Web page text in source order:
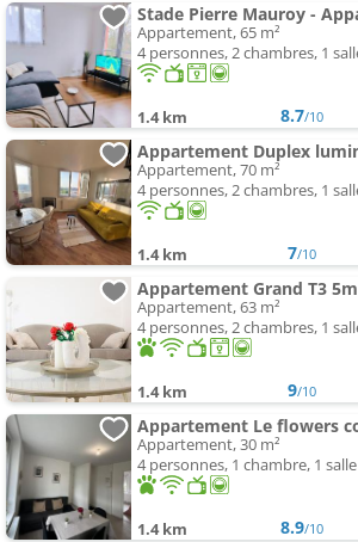
Stade Pierre Mauroy -
Appartement, 65 m²
4 personnes, 2 chambres, 1
1.4 km 8.7/10
Appartement, 70 m²
4 personnes, 2 chambres, 1
1.4 km 7/10
Appartement, 63 m²
4 personnes, 2 chambres, 1
1.4 km 9/10
Appartement Le flowers
Appartement, 30 m²
4 personnes, 1 chambre, 1
1.4 km 8.9/10